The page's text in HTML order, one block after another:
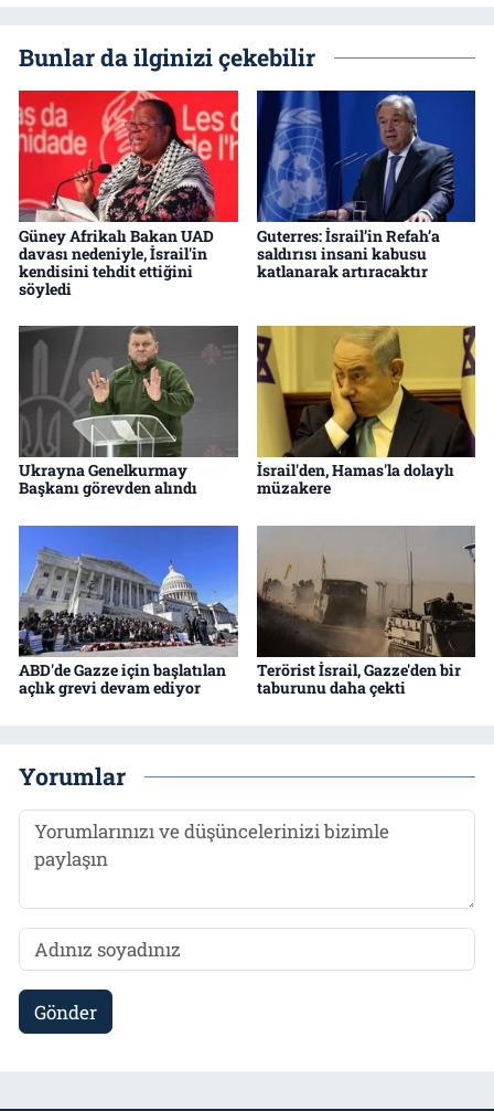
Bunlar da ilginizi çekebilir
Güney Afrikalı Bakan UAD
davası nedeniyle, İsrail'in
kendisini tehdit ettiğini
söyledi
Guterres: İsrail’in Refah’a
saldırısı insani kabusu
katlanarak artıracaktır
Ukrayna Genelkurmay
Başkanı görevden alındı
İsrail'den, Hamas'la dolaylı
müzakere
ABD'de Gazze için başlatılan
açlık grevi devam ediyor
Terörist İsrail, Gazze'den bir
taburunu daha çekti
Yorumlar
Gönder